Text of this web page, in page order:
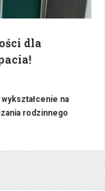
dla
na
rodzinnego